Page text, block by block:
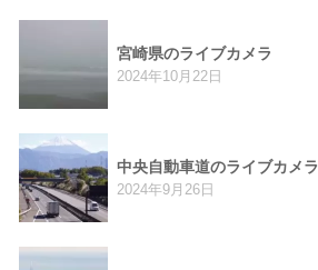
宮崎県のライブカメラ
2024年10月22日
中央自動車道のライブカメラ
2024年9月26日